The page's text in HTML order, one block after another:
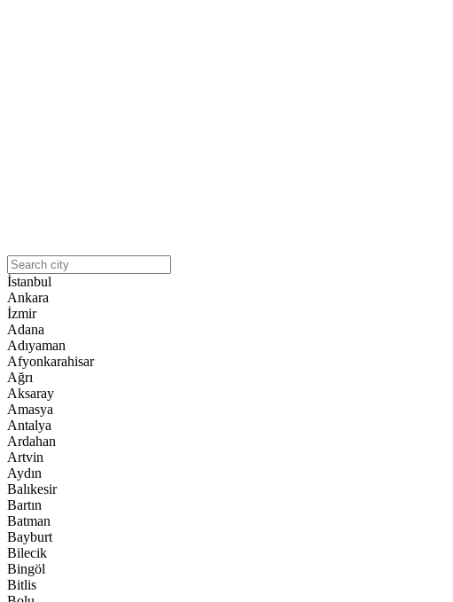
İstanbul
Ankara
İzmir
Adana
Adıyaman
Afyonkarahisar
Ağrı
Aksaray
Amasya
Antalya
Ardahan
Artvin
Aydın
Balıkesir
Bartın
Batman
Bayburt
Bilecik
Bingöl
Bitlis